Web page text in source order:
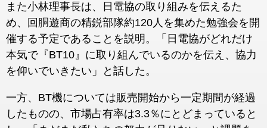
また小林理事長は、日電協の取り組みを伝えるた
め、回胴遊商の精鋭部隊約120人を集めた勉強会を開
催する予定であることを説明。「日電協がどれだけ
本気で『BT10』に取り組んでいるのかを伝え、協力
を仰いでいきたい」と話した。
一方、BT機については販売開始から一定期間が経過
したものの、市場占有率は3.3％にとどまっていると